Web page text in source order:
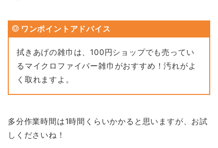
ワンポイントアドバイス
拭きあげの雑巾は、100円ショップでも売ってい
るマイクロファイバー雑巾がおすすめ！汚れがよ
く取れますよ。
多分作業時間は1時間くらいかかると思いますが、お試
しくださいね！